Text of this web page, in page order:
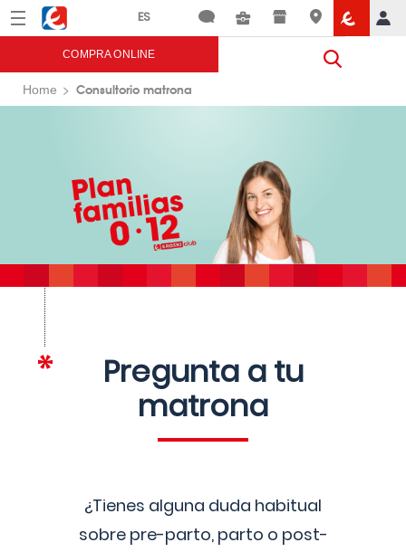
Menú Eroski
COMPRA ONLINE
Home Consultorio matrona
Pregunta a tu
matrona
¿Tienes alguna duda habitual
sobre pre-parto, parto o post-